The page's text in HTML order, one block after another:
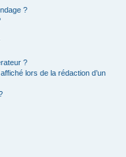
?
?
lors de la rédaction d’un